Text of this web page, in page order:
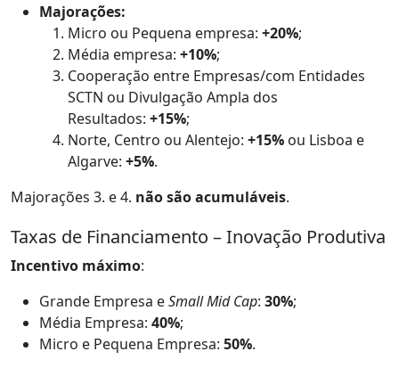
Majorações:
Micro ou Pequena empresa: +20%;
Média empresa: +10%;
Cooperação entre Empresas/com Entidades
SCTN ou Divulgação Ampla dos
Resultados: +15%;
Norte, Centro ou Alentejo: +15% ou Lisboa e
Algarve: +5%.
Majorações 3. e 4. não são acumuláveis.
Taxas de Financiamento – Inovação Produtiva
Incentivo máximo:
Grande Empresa eSmall Mid Cap: 30%;
Média Empresa: 40%;
Micro e Pequena Empresa: 50%.